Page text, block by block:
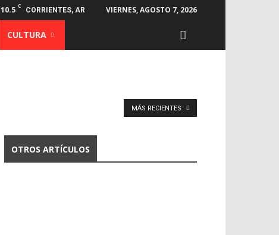
10.5 C
CORRIENTES, AR VIERNES, AGOSTO 7, 2026
CULTURA
MÁS RECIENTES
OTROS ARTÍCULOS